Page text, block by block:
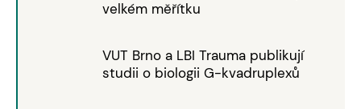
velkém měřítku
VUT Brno a LBI Trauma publikují
studii o biologii G-kvadruplexů